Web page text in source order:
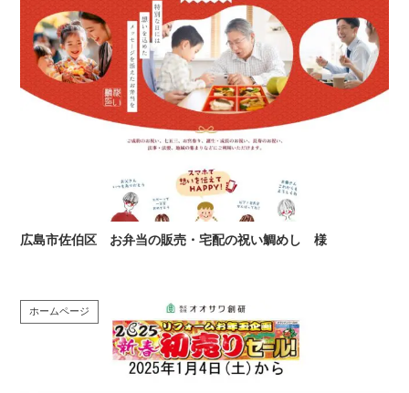
広島市佐伯区 お弁当の販売・宅配の祝い鯛めし 様
ホームページ